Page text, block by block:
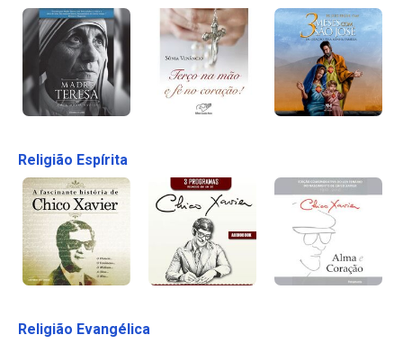
Religião Espírita
Religião Evangélica